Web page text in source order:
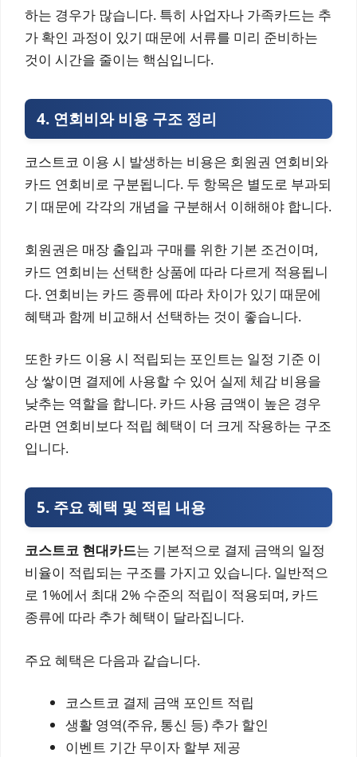
하는 경우가 많습니다. 특히 사업자나 가족카드는 추
가 확인 과정이 있기 때문에 서류를 미리 준비하는
것이 시간을 줄이는 핵심입니다.
4. 연회비와 비용 구조 정리
코스트코 이용 시 발생하는 비용은 회원권 연회비와
카드 연회비로 구분됩니다. 두 항목은 별도로 부과되
기 때문에 각각의 개념을 구분해서 이해해야 합니다.
회원권은 매장 출입과 구매를 위한 기본 조건이며,
카드 연회비는 선택한 상품에 따라 다르게 적용됩니
다. 연회비는 카드 종류에 따라 차이가 있기 때문에
혜택과 함께 비교해서 선택하는 것이 좋습니다.
또한 카드 이용 시 적립되는 포인트는 일정 기준 이
상 쌓이면 결제에 사용할 수 있어 실제 체감 비용을
낮추는 역할을 합니다. 카드 사용 금액이 높은 경우
라면 연회비보다 적립 혜택이 더 크게 작용하는 구조
입니다.
5. 주요 혜택 및 적립 내용
코스트코 현대카드는 기본적으로 결제 금액의 일정
비율이 적립되는 구조를 가지고 있습니다. 일반적으
로 1%에서 최대 2% 수준의 적립이 적용되며, 카드
종류에 따라 추가 혜택이 달라집니다.
주요 혜택은 다음과 같습니다.
코스트코 결제 금액 포인트 적립
생활 영역(주유, 통신 등) 추가 할인
이벤트 기간 무이자 할부 제공